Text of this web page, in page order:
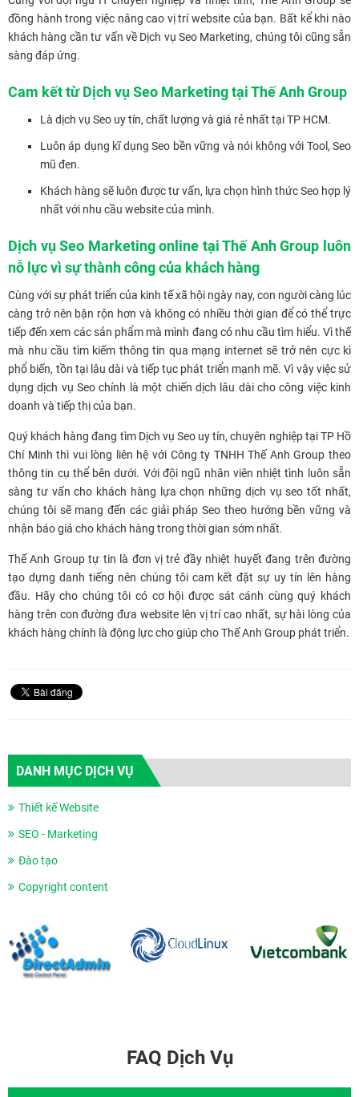
đồng hành trong việc nâng cao vị trí website của bạn. Bất kể khi nào
khách hàng cần tư vấn về Dịch vụ Seo Marketing, chúng tôi cũng sẵn
sàng đáp ứng.
Cam kết từ Dịch vụ Seo Marketing tại Thế Anh Group
Là dịch vụ Seo uy tín, chất lượng và giá rẻ nhất tại TP HCM.
Luôn áp dụng kĩ dụng Seo bền vững và nói không với Tool, Seo
mũ đen.
Khách hàng sẽ luôn được tư vấn, lựa chọn hình thức Seo hợp lý
nhất với nhu cầu website của mình.
Dịch vụ Seo Marketing online tại Thế Anh Group luôn
nỗ lực vì sự thành công của khách hàng
Cùng với sự phát triển của kinh tế xã hội ngày nay, con người càng lúc
càng trở nên bận rộn hơn và không có nhiều thời gian để có thể trực
tiếp đến xem các sản phẩm mà mình đang có nhu cầu tìm hiểu. Vì thế
mà nhu cầu tìm kiếm thông tin qua mạng internet sẽ trở nên cực kì
phổ biến, tồn tại lâu dài và tiếp tục phát triển mạnh mẽ. Vì vậy việc sử
dụng dịch vụ Seo chính là một chiến dịch lâu dài cho công việc kinh
doanh và tiếp thị của bạn.
Quý khách hàng đang tìm Dịch vụ Seo uy tín, chuyên nghiệp tại TP Hồ
Chí Minh thì vui lòng liên hệ với Công ty TNHH Thế Anh Group theo
thông tin cụ thể bên dưới. Với đội ngũ nhân viên nhiệt tình luôn sẵn
sàng tư vấn cho khách hàng lựa chọn những dịch vụ seo tốt nhất,
chúng tôi sẽ mang đến các giải pháp Seo theo hướng bền vững và
nhận báo giá cho khách hàng trong thời gian sớm nhất.
Thế Anh Group tự tin là đơn vị trẻ đầy nhiệt huyết đang trên đường
tạo dựng danh tiếng nên chúng tôi cam kết đặt sự uy tín lên hàng
đầu. Hãy cho chúng tôi có cơ hội được sát cánh cùng quý khách
hàng trên con đường đưa website lên vị trí cao nhất, sự hài lòng của
khách hàng chính là động lực cho giúp cho Thế Anh Group phát triển.
DANH MỤC DỊCH VỤ
Thiết kế Website
SEO - Marketing
Đào tạo
Copyright content
FAQ Dịch Vụ